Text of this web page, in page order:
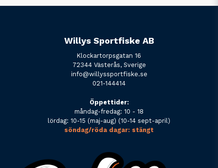
Willys Sportfiske AB
Klockartorpsgatan 16
72344 Västerås, Sverige
info@willyssportfiske.se
021-144414
Öppettider:
måndag-fredag: 10 - 18
lördag: 10-15 (maj-aug) (10-14 sept-april)
söndag/röda dagar: stängt